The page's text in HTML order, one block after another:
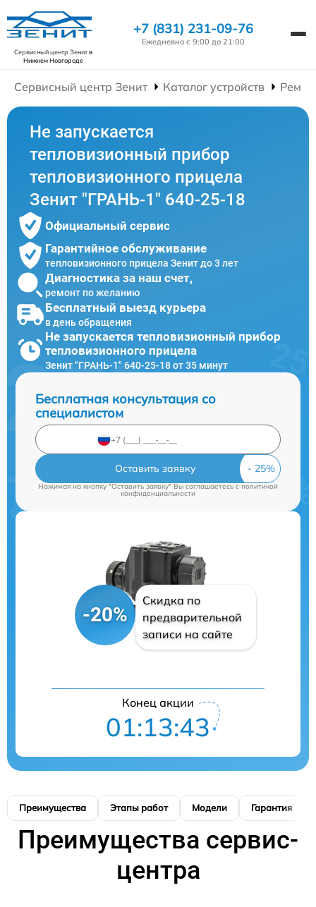
Сервисный центр Зенитв
Нижнем Новгороде
+7 (831) 231-09-76
Ежедневно с 9:00 до 21:00
Сервисный центр Зенит Каталог устройств
Не запускается
тепловизионный прибор
тепловизионного прицела
Зенит "ГРАНЬ-1" 640-25-18
Официальный сервис
Гарантийное обслуживание
тепловизионного прицела Зенит до 3 лет
Диагностика за наш счет,
ремонт по желанию
Бесплатный выезд курьера
в день обращения
Не запускается тепловизионный прибор
тепловизионного прицела
Зенит "ГРАНЬ-1" 640-25-18 от 35 минут
Бесплатная консультация со
специалистом
Оставить заявку
Нажимая на кнопку "Оставить заявку" Вы соглашаетесь cполитикой
конфиденциальности
-20%
Скидка по
предварительной
записи на сайте
Конец акции
01:13:42
Преимущества Этапы работ Модели Гарантия
Преимущества сервис-
центра